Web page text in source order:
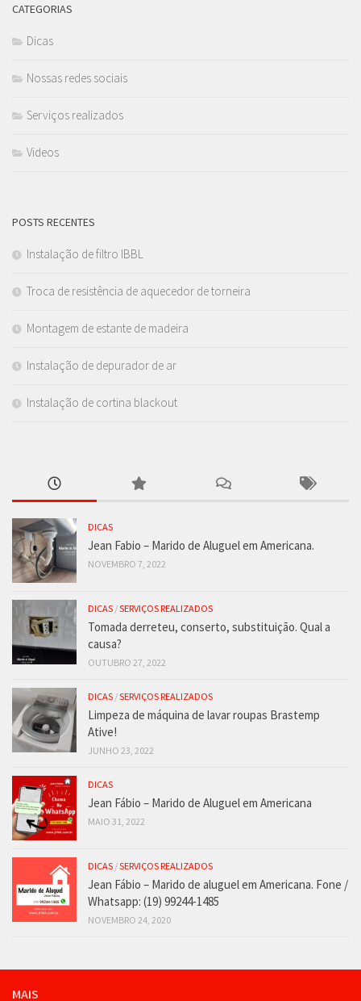
CATEGORIAS
Dicas
Nossas redes sociais
Serviços realizados
Videos
POSTS RECENTES
Instalação de filtro IBBL
Troca de resistência de aquecedor de torneira
Montagem de estante de madeira
Instalação de depurador de ar
Instalação de cortina blackout
DICAS
Jean Fabio – Marido de Aluguel em Americana.
NOVEMBRO 7, 2022
DICAS /SERVIÇOS REALIZADOS
Tomada derreteu, conserto, substituição. Qual a
causa?
OUTUBRO 27, 2022
DICAS /SERVIÇOS REALIZADOS
Limpeza de máquina de lavar roupas Brastemp
Ative!
JUNHO 23, 2022
DICAS
Jean Fábio – Marido de Aluguel em Americana
MAIO 31, 2022
DICAS /SERVIÇOS REALIZADOS
Jean Fábio – Marido de aluguel em Americana. Fone /
Whatsapp: (19) 99244-1485
NOVEMBRO 24, 2020
MAIS